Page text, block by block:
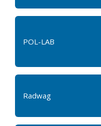
POL-LAB
Radwag